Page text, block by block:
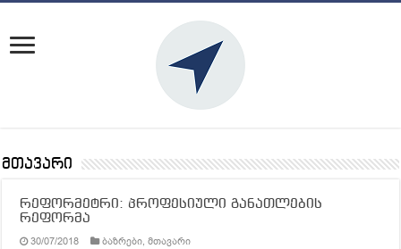
მთავარი
რეფორმეტრი: პროფესიული განათლების
რეფორმა
30/07/2018 ბაზრები,მთავარი